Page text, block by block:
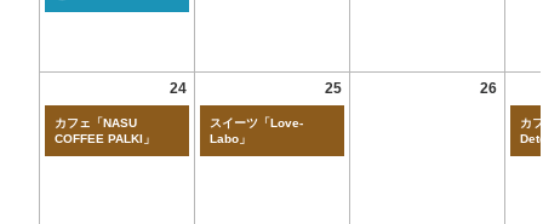
24
カフェ「NASU
COFFEE PALKI」
25
スイーツ「Love-
Labo」
26
カ